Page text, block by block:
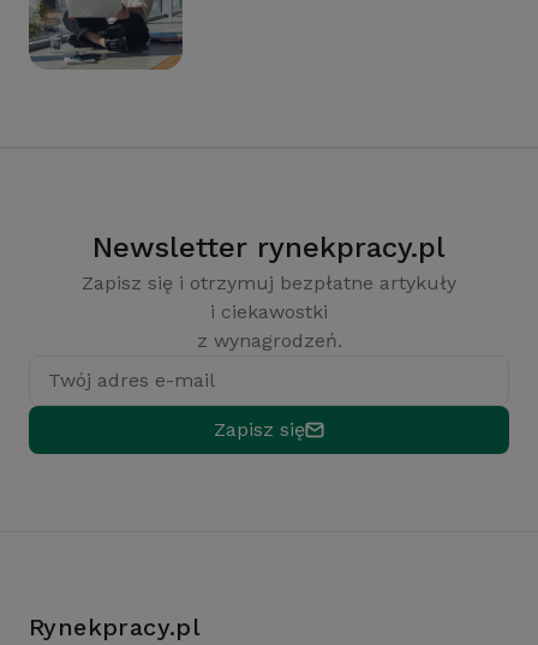
Newsletter rynekpracy.pl
Zapisz się i otrzymuj bezpłatne artykuły
i ciekawostki
z wynagrodzeń.
Twój adres e-mail
Zapisz się
Rynekpracy.pl